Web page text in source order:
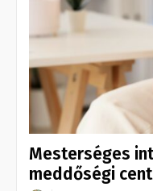
Mesterséges
meddőségi